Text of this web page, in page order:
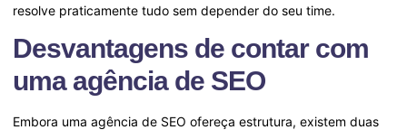
resolve praticamente tudo sem depender do seu time.
Desvantagens de contar com
uma agência de SEO
Embora uma agência de SEO ofereça estrutura, existem duas